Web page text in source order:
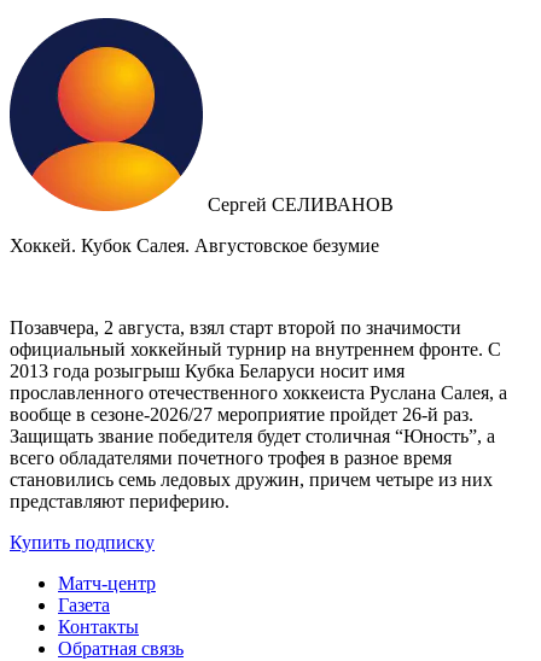
Сергей СЕЛИВАНОВ
Хоккей. Кубок Салея. Августовское безумие
Позавчера, 2 августа, взял старт второй по значимости
официальный хоккейный турнир на внутреннем фронте. C
2013 года розыгрыш Кубка Беларуси носит имя
прославленного отечественного хоккеиста Руслана Салея, а
вообще в сезоне-2026/27 мероприятие пройдет 26-й раз.
Защищать звание победителя будет столичная “Юность”, а
всего обладателями почетного трофея в разное время
становились семь ледовых дружин, причем четыре из них
представляют периферию.
Купить подписку
Матч-центр
Газета
Контакты
Обратная связь